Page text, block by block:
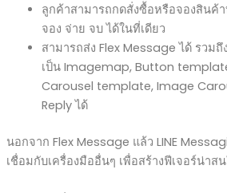
ลูกค้าสามารถกดสั่งซื้อหรือจองสินค้า
จอง จ่าย จบ ได้ในที่เดียว
สามารถส่ง Flex Message ได้ รวม
เป็น Imagemap, Button
Carousel template, Image
Reply ได้
นอกจาก Flex Message แล้ว LINE
เชื่อมกับเครื่องมืออื่นๆ เพื่อสร้างฟีเจอร์น่าส